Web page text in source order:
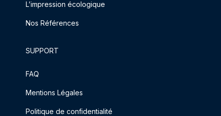
L’impression écologique
Nos Références
SUPPORT
FAQ
Mentions Légales
Politique de confidentialité